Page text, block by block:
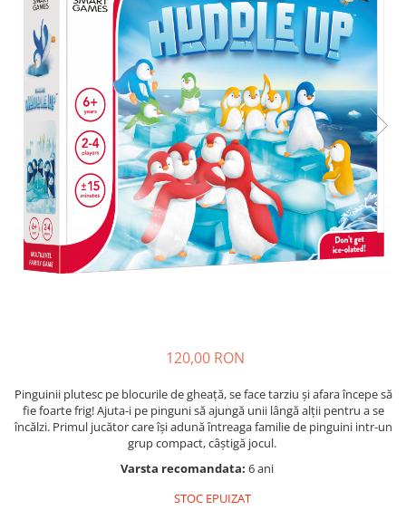
Lucru manual copii
Plastilina
Seturi de desen
Seturi de pictura pentru copii
Tatuaje Copii
Nisip kinetic
Jucarii interactive
Proiector pentru copii
Instrumente muzicale pentru copii
Caruseluri muzicale
Joc de rol
Bormasina magica
Costum Halloween Copii
Papusi si Bebelusi Reborn
Animale de jucarie
120,00 RON
Pinguinii plutesc pe blocurile de gheață, se face tarziu și afara începe să
fie foarte frig! Ajuta-i pe pinguni să ajungă unii lângă alții pentru a se
încălzi. Primul jucător care își adună întreaga familie de pinguini intr-un
grup compact, câștigă jocul.
Varsta recomandata: 6 ani
STOC EPUIZAT